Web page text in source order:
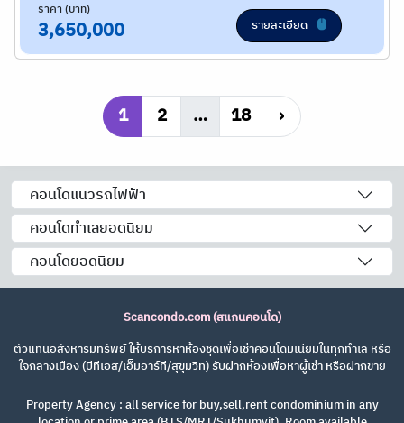
ราคา (บาท)
3,650,000 รายละเอียด
1 2 … 18 ›
คอนโดแนวรถไฟฟ้า
คอนโดทำเลยอดนิยม
คอนโดยอดนิยม
Scancondo.com (สแกนคอนโด)
ตัวแทนอสังหาริมทรัพย์ ให้บริการหาห้องชุดเพื่อเช่าคอนโดมิเนียมในทุกทำเล หรือ
ใจกลางเมือง (บีทีเอส/เอ็มอาร์ที/สุขุมวิท) รับฝากห้องเพื่อหาผู้เช่า หรือฝากขาย
Property Agency : all service for buy,sell,rent condominium in any